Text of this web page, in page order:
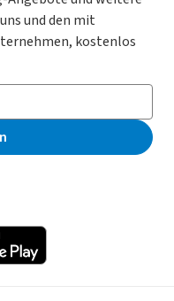
und den mit
kostenlos